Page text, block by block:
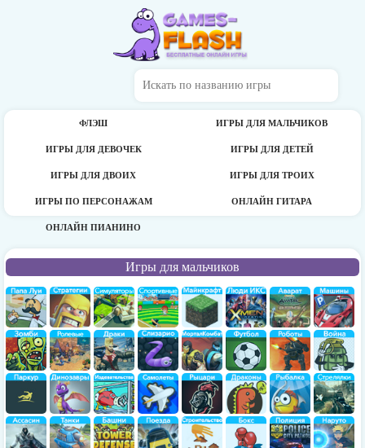
ФЛЭШ ИГРЫ ДЛЯ МАЛЬЧИКОВ
ИГРЫ ДЛЯ ДЕВОЧЕК ИГРЫ ДЛЯ ДЕТЕЙ
ИГРЫ ДЛЯ ДВОИХ ИГРЫ ДЛЯ ТРОИХ
ИГРЫ ПО ПЕРСОНАЖАМ ОНЛАЙН ГИТАРА
ОНЛАЙН ПИАНИНО
Игры для мальчиков